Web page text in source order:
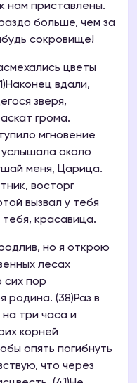
нам приставлены.
больше, чем за
сокровище!
цветы
вдали,
зверя,
грома.
мгновение
услышала около
меня, Царица.
восторг
вызвал у тебя
красавица.
но я открою
лесах
сих пор
родина. (38)Раз в
три часа и
корней
опять погибнуть
что через